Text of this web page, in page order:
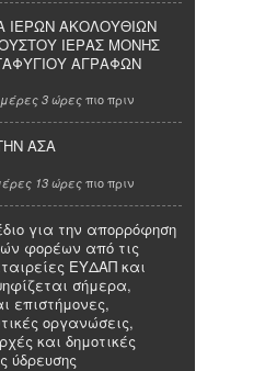
ΙΕΡΩΝ ΑΚΟΛΟΥΘΙΩΝ
ΙΕΡΑΣ ΜΟΝΗΣ
ΑΓΡΑΦΩΝ
3 ώρεςπιο πριν
ΑΣΑ
13 ώρες πιο πριν
για την απορρόφηση
φορέων από τις
ΕΥΔΑΠ και
σήμερα,
επιστήμονες,
οργανώσεις,
και δημοτικές
ύδρευσης